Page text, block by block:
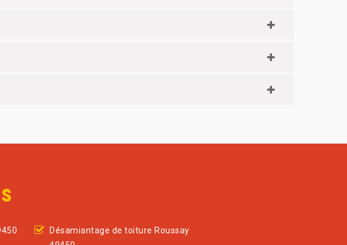
Désamiantage de toiture Roussay